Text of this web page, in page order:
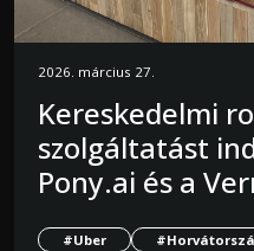
2026. március 27.
Kereskedelmi
szolgáltatást
Pony.ai és a
#Uber